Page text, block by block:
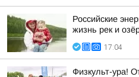
Российские
жизнь рек и
17:04
Физкульт-ура!